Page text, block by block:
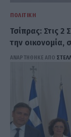
ΠΟΛΙΤΙΚΉ
Τσίπρας: Στις 2
την οικονομία,
ΑΝΑΡΤΗΘΗΚΕ ΑΠΟ